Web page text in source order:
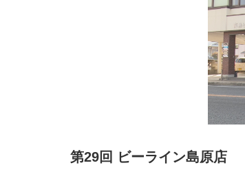
第29回 ビーライン島原店